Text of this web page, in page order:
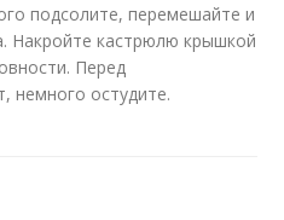
подсолите, перемешайте и
Накройте кастрюлю крышкой
Перед
немного остудите.